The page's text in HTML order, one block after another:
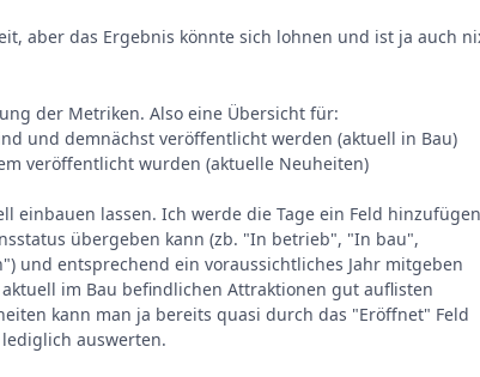
aber das Ergebnis könnte sich lohnen und ist ja auch
der Metriken. Also eine Übersicht für:
und demnächst veröffentlicht werden (aktuell in Bau)
veröffentlicht wurden (aktuelle Neuheiten)
einbauen lassen. Ich werde die Tage ein Feld
übergeben kann (zb. "In betrieb", "In bau",
und entsprechend ein voraussichtliches Jahr mitgeben
im Bau befindlichen Attraktionen gut auflisten
kann man ja bereits quasi durch das "Eröffnet" Feld
auswerten.